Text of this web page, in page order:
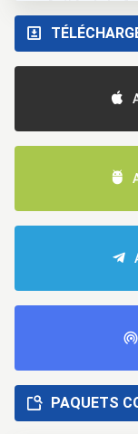
PAQUETS